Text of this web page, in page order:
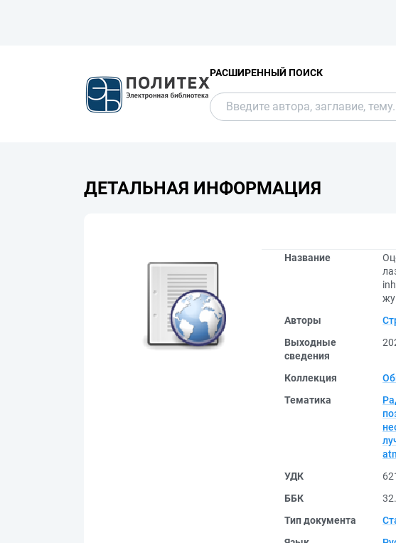
РАСШИРЕННЫЙ ПОИСК
ДЕТАЛЬНАЯ ИНФОРМАЦИЯ
Название
Авторы
Выходные
сведения
Коллекция
Тематика
УДК
ББК
Тип документа